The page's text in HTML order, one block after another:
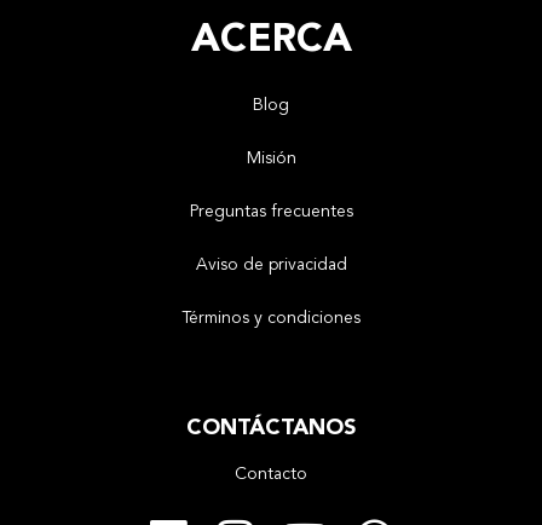
ACERCA
Blog
Misión
Preguntas frecuentes
Aviso de privacidad
Términos y condiciones
CONTÁCTANOS
Contacto